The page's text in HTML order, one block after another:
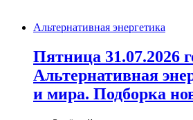
Альтернативная энергетика
Пятница 31.07.2026
Альтернативная
и мира. Подборка